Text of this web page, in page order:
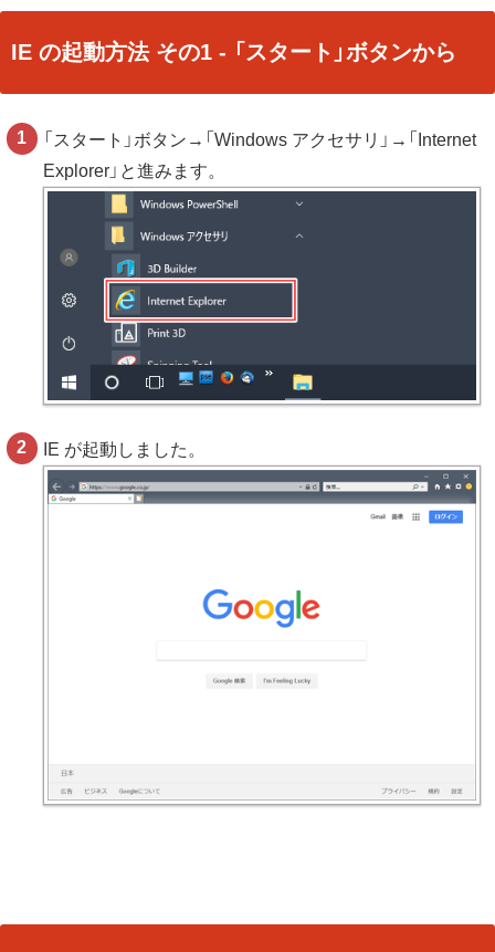
IE の起動方法 その1 - 「スタート」ボタンから
「スタート」ボタン→「Windows アクセサリ」→「Internet
Explorer」と進みます。
IE が起動しました。